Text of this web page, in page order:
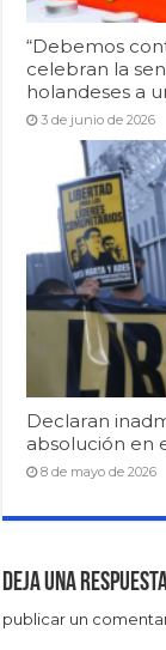
“Debemos
celebran la
holandeses a
3 de junio de 2026
Declaran
absolución en
8 de mayo de 2026
Deja una
publicar un